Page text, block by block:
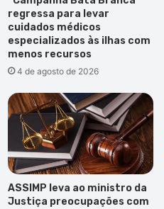
regressa para levar
cuidados médicos
especializados às ilhas com
menos recursos
4 de agosto de 2026
ASSIMP leva ao ministro da
Justiça preocupações com